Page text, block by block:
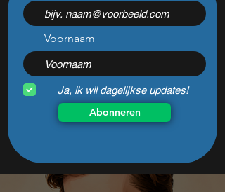
Voornaam
Ja, ik wil dagelijkse updates!
Abonneren